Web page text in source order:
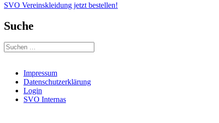
SVO Vereinskleidung jetzt bestellen!
Suche
Suchen
nach:
Impressum
Datenschutzerklärung
Login
SVO Internas